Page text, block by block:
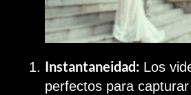
Instantaneidad: Los
perfectos para